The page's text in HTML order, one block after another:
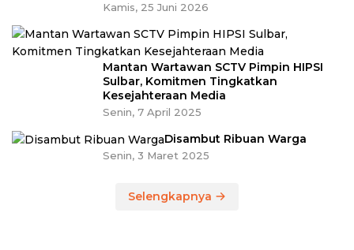
Kamis, 25 Juni 2026
Mantan Wartawan SCTV Pimpin HIPSI
Sulbar, Komitmen Tingkatkan
Kesejahteraan Media
Senin, 7 April 2025
Disambut Ribuan Warga
Senin, 3 Maret 2025
Selengkapnya